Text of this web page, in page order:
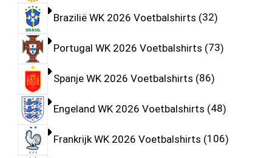
Brazilië WK 2026 Voetbalshirts 32
Portugal WK 2026 Voetbalshirts 73
Spanje WK 2026 Voetbalshirts 86
Engeland WK 2026 Voetbalshirts 48
Frankrijk WK 2026 Voetbalshirts 106